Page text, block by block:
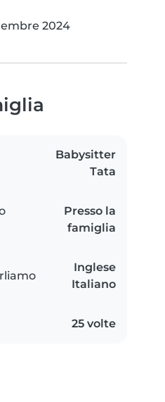
2024
Babysitter
Tata
Presso la
famiglia
Inglese
Italiano
25 volte